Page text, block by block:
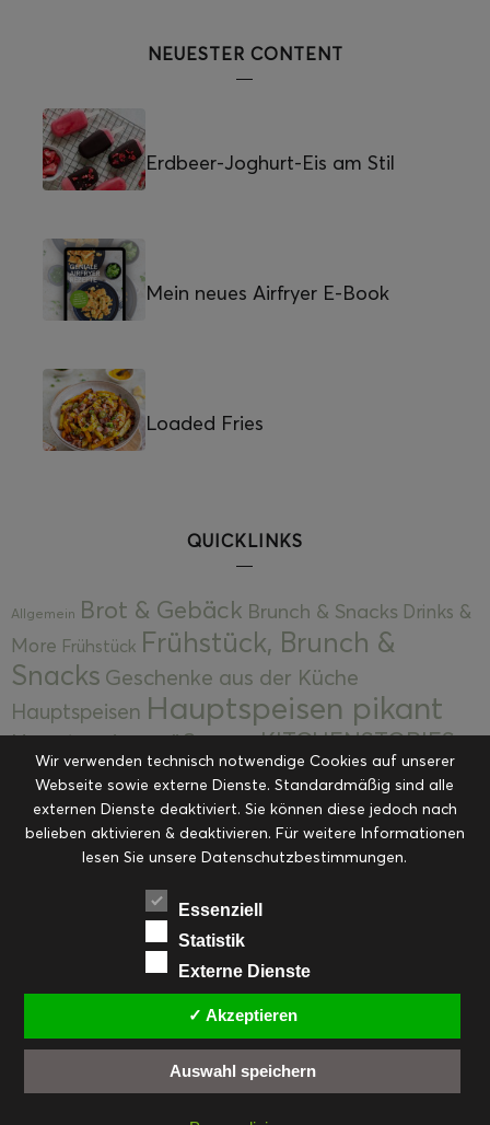
NEUESTER CONTENT
Erdbeer-Joghurt-Eis am Stil
Mein neues Airfryer E-Book
Loaded Fries
QUICKLINKS
Allgemein Brot & Gebäck Brunch & Snacks Drinks &
More Frühstück Frühstück, Brunch &
Snacks Geschenke aus der Küche
Hauptspeisen Hauptspeisen pikant
Hauptspeisen süßKekseKITCHENSTORIES
Kuchen, Torten & Desserts Kuchen und
Desserts Kulinarik Kulinarische Mitbringsel &
Eingemachtes Ohne Kategorie Ostern Resteküche
RezepteSaisonalSliderStartseite
Suppen, Salate & Vorspeisen
Vorspeisen, Salate & Suppen
Weihnachten Workshops & Events
FACEBOOK PINTEREST
EMAIL
Wir verwenden technisch notwendige Cookies auf unserer
Webseite sowie externe Dienste. Standardmäßig sind alle
externen Dienste deaktiviert. Sie können diese jedoch nach
belieben aktivieren & deaktivieren. Für weitere Informationen
lesen Sie unsere Datenschutzbestimmungen.
Essenziell
Statistik
Externe Dienste
✓ Akzeptieren
Auswahl speichern